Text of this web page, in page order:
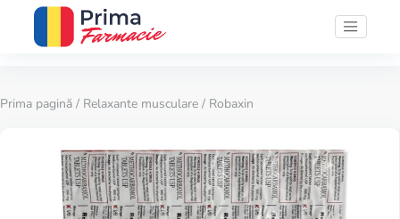
Prima pagină / Relaxante musculare / Robaxin